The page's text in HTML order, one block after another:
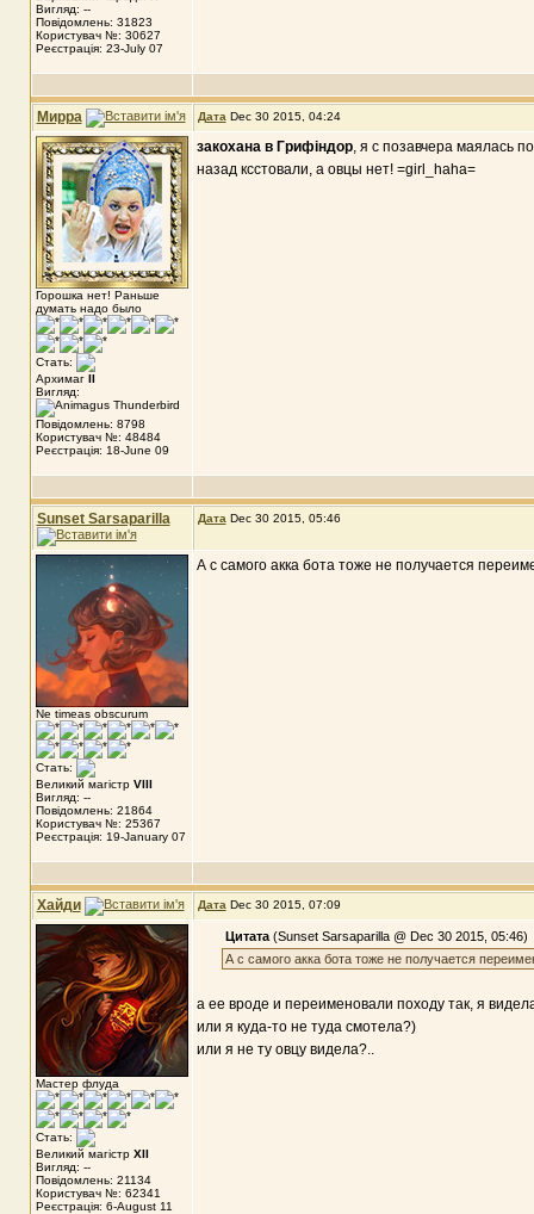
Вигляд: --
Повідомлень: 31823
Користувач №: 30627
Реєстрація: 23-July 07
Мирра Дата Dec 30 2015, 04:24
Горошка нет! Раньше
думать надо было
Стать:
Архимаг II
Вигляд:
Повідомлень: 8798
Користувач №: 48484
Реєстрація: 18-June 09
закохана в Грифіндор, я с позавчера маялась
назад ксстовали, а овцы нет! =girl_haha=
Sunset Sarsaparilla Дата Dec 30 2015, 05:46
Ne timeas obscurum
Стать:
Великий магістр VIII
Вигляд: --
Повідомлень: 21864
Користувач №: 25367
Реєстрація: 19-January 07
А с самого акка бота тоже не получается
Хайди Дата Dec 30 2015, 07:09
Мастер флуда
Стать:
Великий магістр XII
Вигляд: --
Повідомлень: 21134
Користувач №: 62341
Реєстрація: 6-August 11
Цитата(Sunset Sarsaparilla @ Dec 30 2015, 05:46)
А с самого акка бота тоже не получается
а ее вроде и переименовали походу так, я
или я куда-то не туда смотела?)
или я не ту овцу видела?..